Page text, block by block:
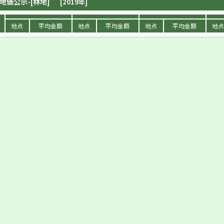
地点 平均金額 地点 平均金額 地点 平均金額 地点